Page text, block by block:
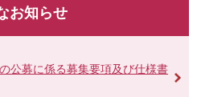
お知らせ
公募に係る募集要項及び仕様書